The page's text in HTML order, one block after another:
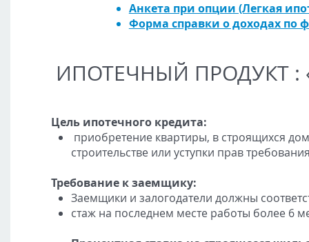
Анкета при опции (Легкая
Форма справки о доходах по
ИПОТЕЧНЫЙ ПРОДУКТ :
Цель ипотечного кредита:
приобретение квартиры, в строящихся
строительстве или уступки прав
Требование к заемщику:
Заемщики и залогодатели должны
стаж на последнем месте работы более 6